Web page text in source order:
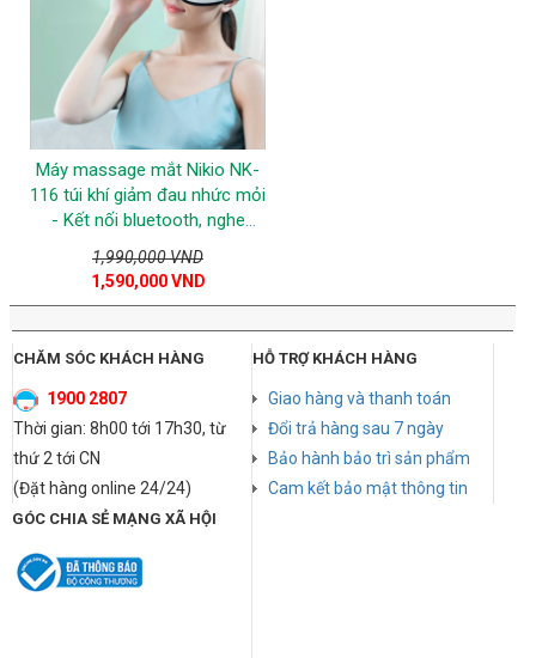
Máy massage mắt Nikio NK-
116 túi khí giảm đau nhức mỏi
- Kết nối bluetooth, nghe
nhạc thư giãn
1,990,000 VND
1,590,000 VND
CHĂM SÓC KHÁCH HÀNG
1900 2807
Thời gian: 8h00 tới 17h30, từ
thứ 2 tới CN
(Đặt hàng online 24/24)
HỖ TRỢ KHÁCH HÀNG
Giao hàng và thanh toán
Đổi trả hàng sau 7 ngày
Bảo hành bảo trì sản phẩm
Cam kết bảo mật thông tin
GÓC CHIA SẺ MẠNG XÃ HỘI